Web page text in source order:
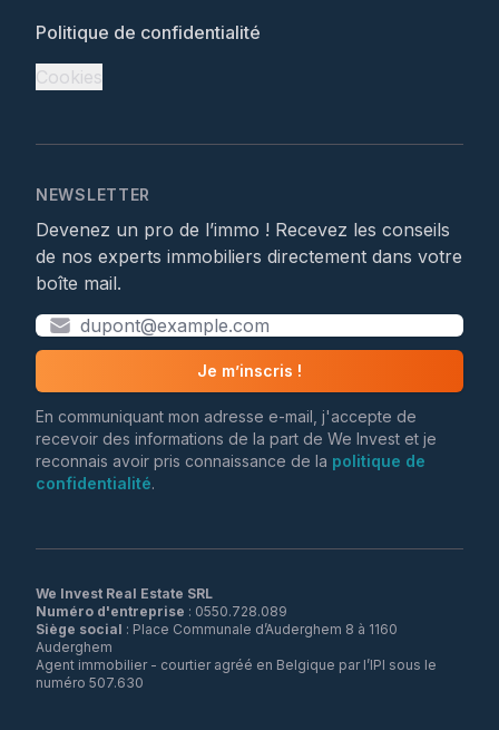
Politique de confidentialité
Cookies
NEWSLETTER
Devenez un pro de l’immo ! Recevez les conseils
de nos experts immobiliers directement dans votre
boîte mail.
Je m’inscris !
En communiquant mon adresse e-mail, j'accepte de
recevoir des informations de la part de We Invest et je
reconnais avoir pris connaissance de la politique de
confidentialité.
We Invest Real Estate SRL
Numéro d'entreprise
Siège social : Place Communale d’Auderghem 8 à 1160
Auderghem
Agent immobilier - courtier agréé en Belgique par l’IPI sous le
numéro 507.630